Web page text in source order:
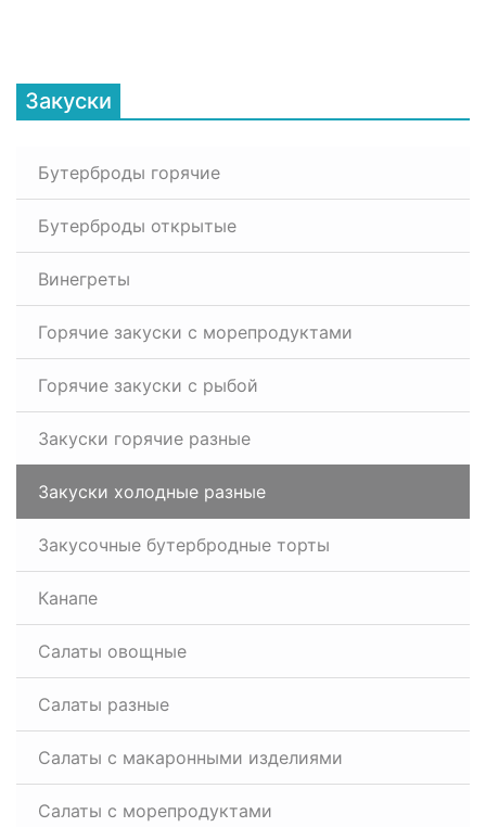
Закуски
Бутерброды горячие
Бутерброды открытые
Винегреты
Горячие закуски с морепродуктами
Горячие закуски с рыбой
Закуски горячие разные
Закуски холодные разные
Закусочные бутербродные торты
Канапе
Салаты овощные
Салаты разные
Салаты с макаронными изделиями
Салаты с морепродуктами